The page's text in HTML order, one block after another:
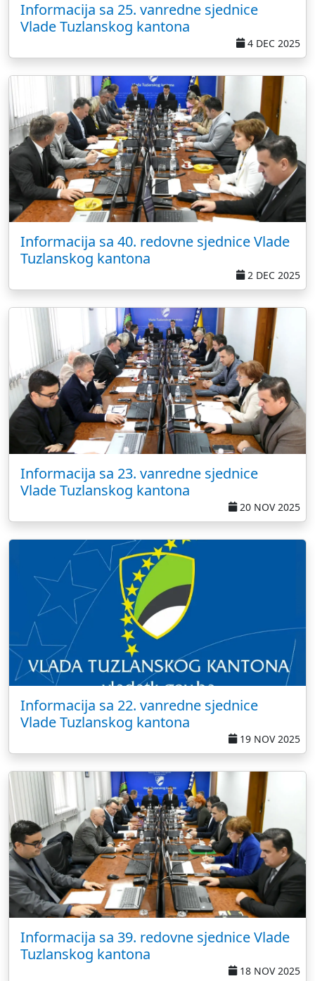
Informacija sa 25. vanredne sjednice
Vlade Tuzlanskog kantona
4 DEC 2025
Informacija sa 40. redovne sjednice Vlade
Tuzlanskog kantona
2 DEC 2025
Informacija sa 23. vanredne sjednice
Vlade Tuzlanskog kantona
20 NOV 2025
Informacija sa 22. vanredne sjednice
Vlade Tuzlanskog kantona
19 NOV 2025
Informacija sa 39. redovne sjednice Vlade
Tuzlanskog kantona
18 NOV 2025